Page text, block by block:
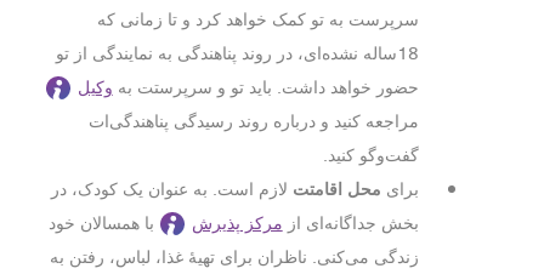
سرپرست به تو کمک خواهد کرد و تا زمانی که
18ساله نشده‌ای، در روند پناهندگی به نمایندگی از تو
حضور خواهد داشت. باید تو و سرپرستت به وکیل
مراجعه کنید و درباره روند رسیدگی پناهندگی‌ات
گفت‌و‌گو کنید.
برای محل اقامتت ‌ لازم است. به عنوان یک کودک، در
بخش جداگانه‌ای از مرکز پذیرش
با همسالان خود
زندگی می‌کنی. ناظران برای تهیۀ غذا، لباس، رفتن به